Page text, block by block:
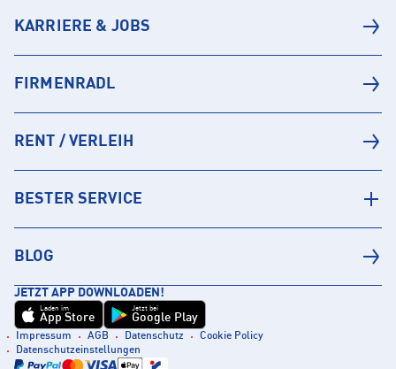
KARRIERE & JOBS
FIRMENRADL
RENT / VERLEIH
BESTER SERVICE
BLOG
JETZT APP DOWNLOADEN!
Laden im
App Store
Jetzt bei
Google Play
Impressum AGB Datenschutz
Cookie Policy
Datenschutzeinstellungen